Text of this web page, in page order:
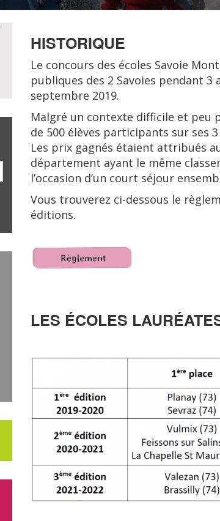
HISTORIQUE
Le concours des écoles Savoie
publiques des 2 Savoies pendant
septembre 2019.
Malgré un contexte difficile et peu
de 500 élèves participants sur ses
Les prix gagnés étaient attribués
département ayant le même
l’occasion d’un court séjour
Vous trouverez ci-dessous le
éditions.
LES ÉCOLES